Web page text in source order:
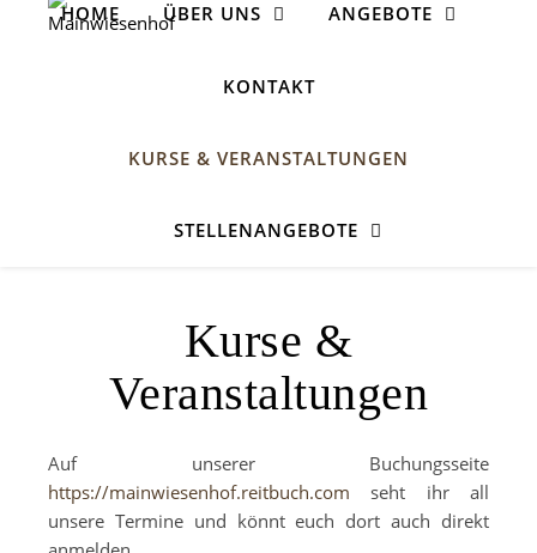
HOME ÜBER UNS ANGEBOTE
KONTAKT
KURSE & VERANSTALTUNGEN
STELLENANGEBOTE
Kurse &
Veranstaltungen
Auf unserer Buchungsseite
https://mainwiesenhof.reitbuch.com seht ihr all
unsere Termine und könnt euch dort auch direkt